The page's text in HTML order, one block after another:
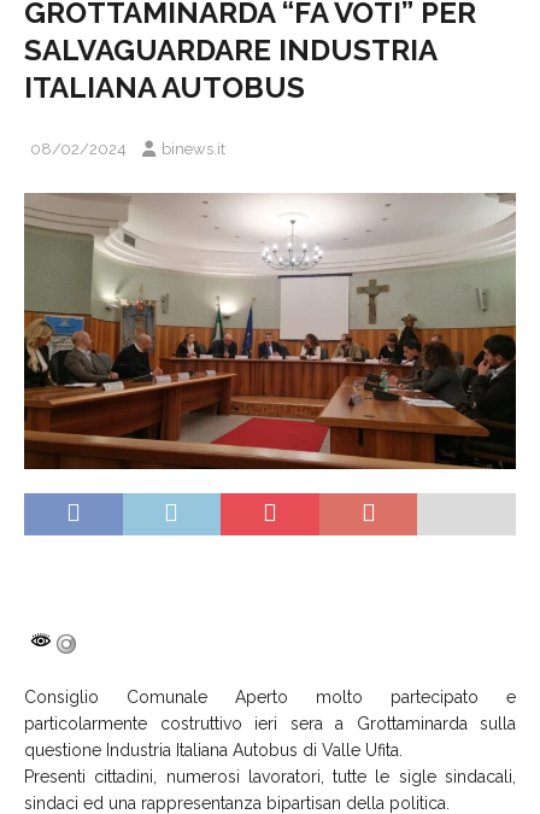
GROTTAMINARDA “FA VOTI” PER
SALVAGUARDARE INDUSTRIA
ITALIANA AUTOBUS
08/02/2024 binews.it
Consiglio Comunale Aperto molto partecipato e
particolarmente costruttivo ieri sera a Grottaminarda sulla
questione Industria Italiana Autobus di Valle Ufita.
Presenti cittadini, numerosi lavoratori, tutte le sigle sindacali,
sindaci ed una rappresentanza bipartisan della politica.